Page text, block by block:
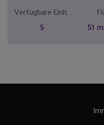
Verfügbare Einh.
5
51